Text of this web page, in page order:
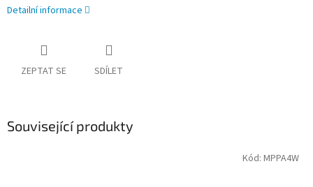
Detailní informace
ZEPTAT SE SDÍLET
Související produkty
Kód: MPPA4W